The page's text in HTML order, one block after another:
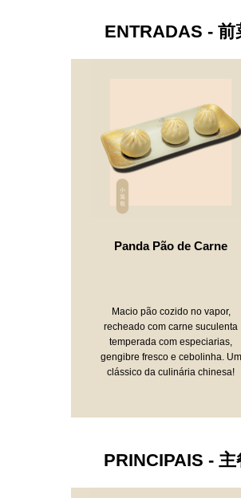
ENTRADAS - 前
Panda Pão de Carne
Macio pão cozido no vapor,
recheado com carne suculenta
temperada com especiarias,
gengibre fresco e cebolinha. Um
clássico da culinária chinesa!
PRINCIPAIS - 主